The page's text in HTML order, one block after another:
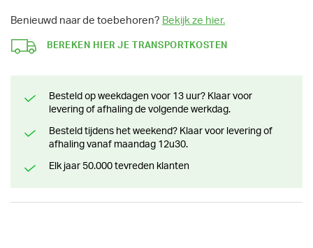
Benieuwd naar de toebehoren? Bekijk ze hier.
BEREKEN HIER JE TRANSPORTKOSTEN
Besteld op weekdagen voor 13 uur? Klaar voor
levering of afhaling de volgende werkdag.
Besteld tijdens het weekend? Klaar voor levering of
afhaling vanaf maandag 12u30.
Elk jaar 50.000 tevreden klanten